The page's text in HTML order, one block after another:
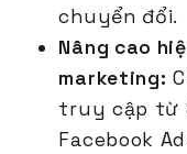
chuyển đổi.
Nâng cao
marketing:
truy cập từ
Facebook